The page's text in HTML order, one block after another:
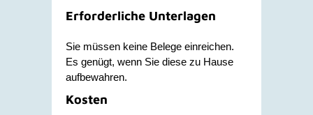
Erforderliche Unterlagen
Sie müssen keine Belege einreichen.
Es genügt, wenn Sie diese zu Hause
aufbewahren.
Kosten